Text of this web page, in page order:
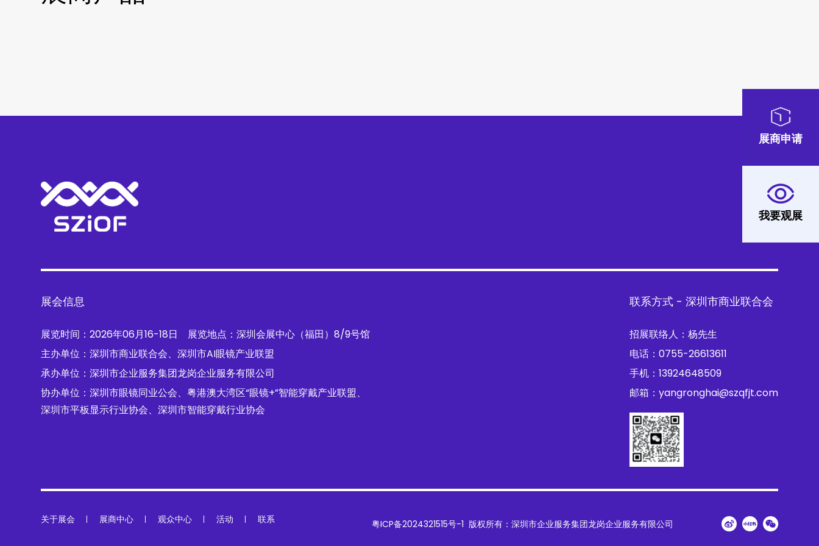
展商申请
我要观展
展会信息
展览时间：2026年06月16-18日 展览地点：深圳会展中心（福田）8/9号馆
主办单位：深圳市商业联合会、深圳市AI眼镜产业联盟
承办单位：深圳市企业服务集团龙岗企业服务有限公司
协办单位：深圳市眼镜同业公会、粤港澳大湾区“眼镜+”智能穿戴产业联盟、
深圳市平板显示行业协会、深圳市智能穿戴行业协会
联系方式 - 深圳市商业联合会
招展联络人：杨先生
电话：0755-26613611
手机：13924648509
邮箱：yangronghai@szqfjt.com
关于展会 展商中心 观众中心 活动 联系 粤ICP备2024321515号-1 版权所有：深圳市企业服务集团龙岗企业服务有限公司